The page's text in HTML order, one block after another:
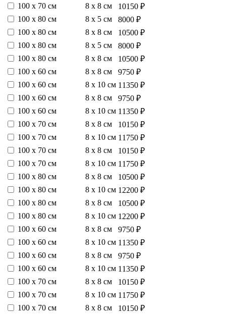
100 х 70 см
8 х 8 см
10150 ₽
100 х 80 см
8 х 5 см
8000 ₽
100 х 80 см
8 х 8 см
10500 ₽
100 х 80 см
8 х 5 см
8000 ₽
100 х 80 см
8 х 8 см
10500 ₽
100 х 60 см
8 х 8 см
9750 ₽
100 х 60 см
8 х 10 см 11350 ₽
100 х 60 см
8 х 8 см
9750 ₽
100 х 60 см
8 х 10 см 11350 ₽
100 х 70 см
8 х 8 см
10150 ₽
100 х 70 см
8 х 10 см 11750 ₽
100 х 70 см
8 х 8 см
10150 ₽
100 х 70 см
8 х 10 см 11750 ₽
100 х 80 см
8 х 8 см
10500 ₽
100 х 80 см
8 х 10 см 12200 ₽
100 х 80 см
8 х 8 см
10500 ₽
100 х 80 см
8 х 10 см 12200 ₽
100 х 60 см
8 х 8 см
9750 ₽
100 х 60 см
8 х 10 см 11350 ₽
100 х 60 см
8 х 8 см
9750 ₽
100 х 60 см
8 х 10 см 11350 ₽
100 х 70 см
8 х 8 см
10150 ₽
100 х 70 см
8 х 10 см 11750 ₽
100 х 70 см
8 х 8 см
10150 ₽